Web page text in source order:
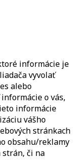
informácie je
vyvolať
alebo
o vás,
informácie
vášho
stránkach
obsahu/reklamy
či na